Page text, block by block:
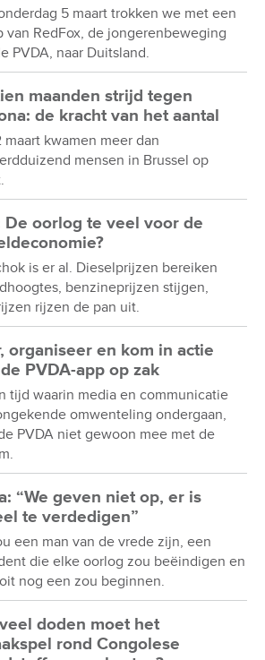
5 maart trokken we met een
van RedFox, de jongerenbeweging
PVDA, naar Duitsland.
maanden strijd tegen
de kracht van het aantal
maart kwamen meer dan
mensen in Brussel op
De oorlog te veel voor de
is er al. Dieselprijzen bereiken
benzineprijzen stijgen,
rijzen de pan uit.
organiseer en kom in actie
PVDA-app op zak
tijd waarin media en communicatie
omwenteling ondergaan,
PVDA niet gewoon mee met de
“We geven niet op, er is
te verdedigen”
een man van de vrede zijn, een
die elke oorlog zou beëindigen en
nog een zou beginnen.
doden moet het
rond Congolese